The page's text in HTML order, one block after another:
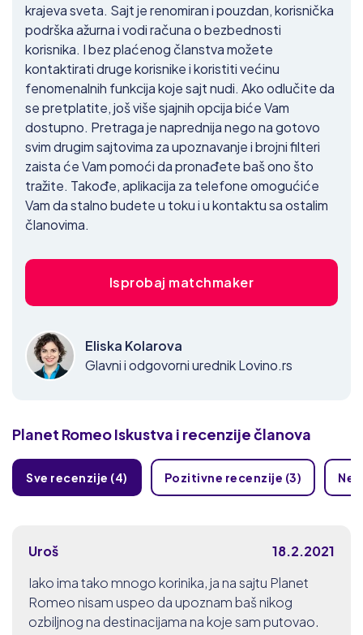
krajeva sveta. Sajt je renomiran i pouzdan, korisnička
podrška ažurna i vodi računa o bezbednosti
korisnika. I bez plaćenog članstva možete
kontaktirati druge korisnike i koristiti većinu
fenomenalnih funkcija koje sajt nudi. Ako odlučite da
se pretplatite, još više sjajnih opcija biće Vam
dostupno. Pretraga je naprednija nego na gotovo
svim drugim sajtovima za upoznavanje i brojni filteri
zaista će Vam pomoći da pronađete baš ono što
tražite. Takođe, aplikacija za telefone omogućiće
Vam da stalno budete u toku i u kontaktu sa ostalim
članovima.
Isprobaj matchmaker
Eliska Kolarova
Glavni i odgovorni urednik Lovino.rs
Planet RomeoIskustva i recenzije članova
Sve recenzije (4) Pozitivne recenzije (3)
Uroš
18.2.2021
Iako ima tako mnogo korinika, ja na sajtu Planet
Romeo nisam uspeo da upoznam baš nikog
ozbiljnog na destinacijama na koje sam putovao.